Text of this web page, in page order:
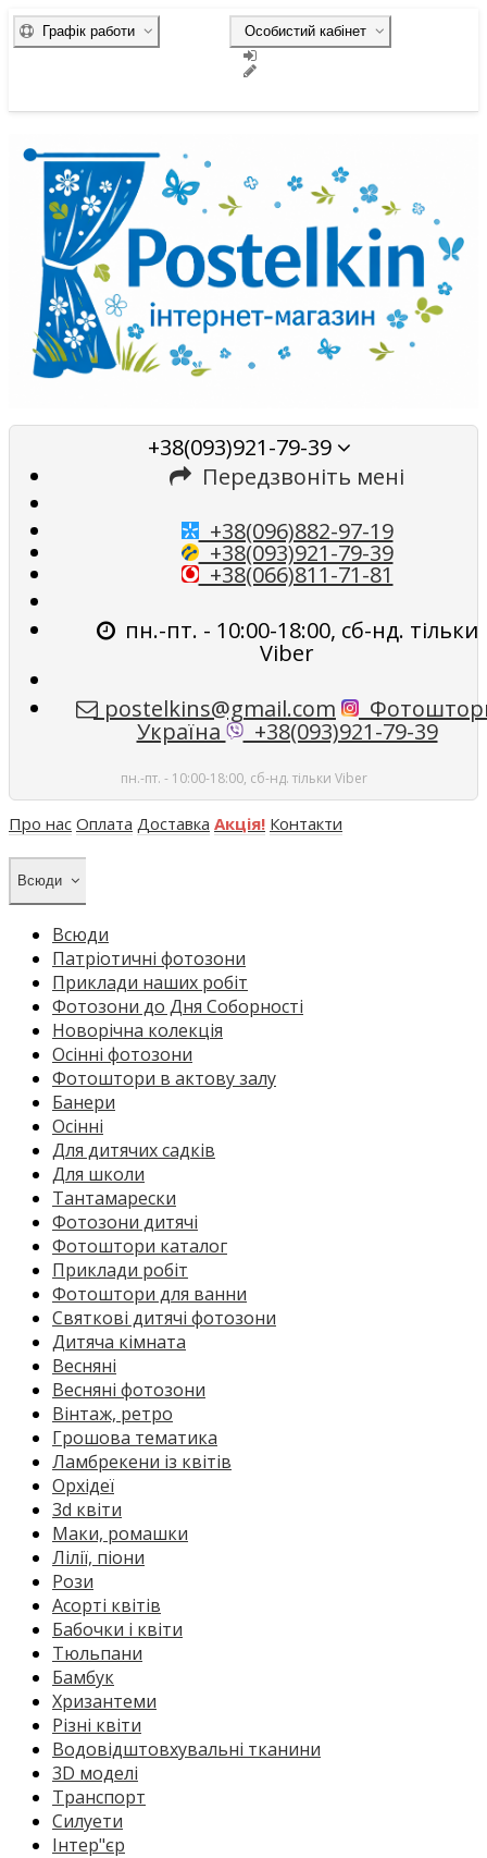
Особистий кабінет
Графік работи
+38(093)921-79-39
Передзвоніть мені
+38(096)882-97-19
+38(093)921-79-39
+38(066)811-71-81
пн.-пт. - 10:00-18:00, сб-нд. тільки
Viber
postelkins@gmail.com
Україна +38(093)921-79-39
пн.-пт. - 10:00-18:00, сб-нд. тільки Viber
Про нас Оплата Доставка Акція! Контакти
Всюди
Всюди
Патріотичні фотозони
Приклади наших робіт
Фотозони до Дня Соборності
Новорічна колекція
Осінні фотозони
Фотоштори в актову залу
Банери
Осінні
Для дитячих садків
Для школи
Тантамарески
Фотозони дитячі
Фотоштори каталог
Приклади робіт
Фотоштори для ванни
Святкові дитячі фотозони
Дитяча кімната
Весняні
Весняні фотозони
Вінтаж, ретро
Грошова тематика
Ламбрекени із квітів
Орхідеї
3d квіти
Маки, ромашки
Лілії, піони
Рози
Асорті квітів
Бабочки і квіти
Тюльпани
Бамбук
Хризантеми
Різні квіти
Водовідштовхувальні тканини
3D моделі
Транспорт
Силуети
Інтер"єр